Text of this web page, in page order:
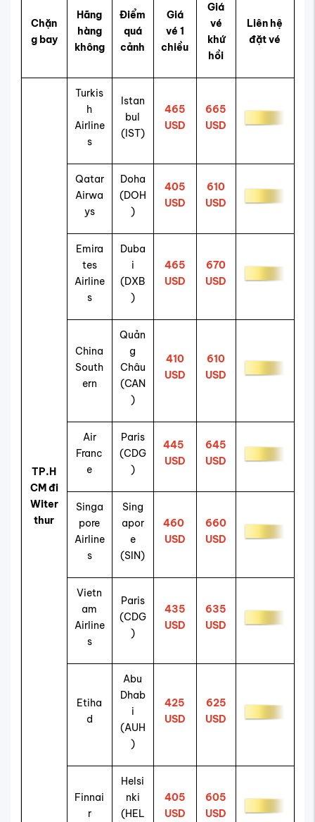
Chặn
g bay
Hãng
hàng
không
Điểm
quá
cảnh
Giá
vé 1
chiều
Giá
vé
khứ
hồi
Liên hệ
đặt vé
TP.H
CM đi
Witer
thur
Turkis
h
Airline
s
Istan
bul
(IST)
465
USD
665
USD
Qatar
Airwa
ys
Doha
(DOH
)
405
USD
610
USD
Emira
tes
Airline
s
Duba
i
(DXB
)
465
USD
670
USD
China
South
ern
Quản
g
Châu
(CAN
)
410
USD
610
USD
Air
Franc
e
Paris
(CDG
)
445
USD
645
USD
Singa
pore
Airline
s
Sing
apor
e
(SIN)
460
USD
660
USD
Vietn
am
Airline
s
Paris
(CDG
)
435
USD
635
USD
Etiha
d
Abu
Dhab
i
(AUH
)
425
USD
625
USD
Finnai
r
Helsi
nki
(HEL
405
USD
605
USD